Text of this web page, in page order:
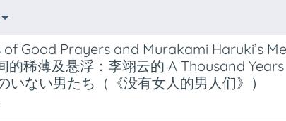
of Good Prayers and Murakami Haruki’s
的稀薄及悬浮：李翊云的 A Thousand
ない男たち（《没有女人的男人们》）